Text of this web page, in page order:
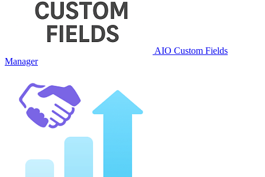
AIO Custom Fields
Manager